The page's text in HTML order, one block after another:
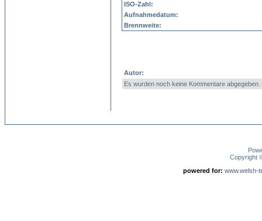
ISO-Zahl:
Aufnahmedatum:
Brennweite:
Autor:
Es wurden noch keine Kommentare abgegeben.
Copyright
powered for: www.welsh-